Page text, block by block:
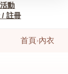
動
/ 註冊
首頁›內衣